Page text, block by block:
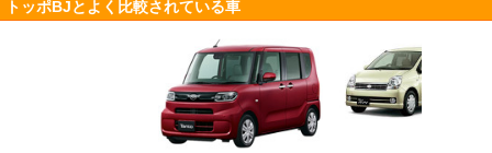
トッポBJとよく比較されている車